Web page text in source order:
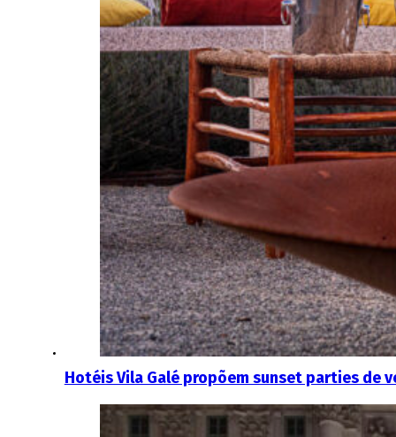
Hotéis Vila Galé propõem sunset parties de